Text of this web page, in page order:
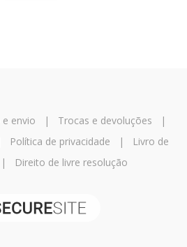
envio | Trocas e devoluções |
Política de privacidade |
Livro de
Direito de livre resolução